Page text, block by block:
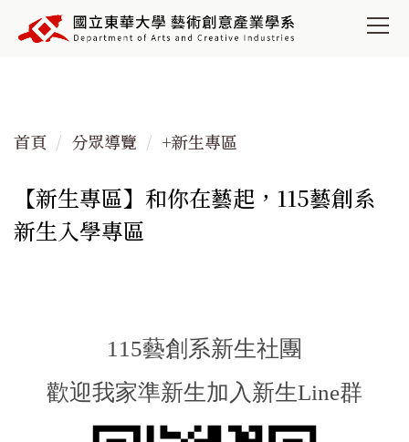
到
容
首頁 分眾導覽 +新生專區
【新生專區】和你在藝起，115藝創系
新生入學專區
115藝創系新生社團
歡迎我家準新生加入新生Line群